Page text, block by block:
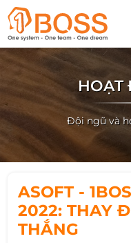
HOẠT
Đội ngũ và
ASOFT -
2022: THAY
THẮNG